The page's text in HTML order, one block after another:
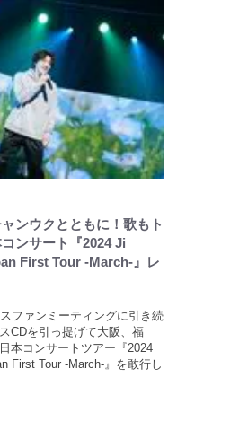
ンウクとともに！歌もト
ンサート『2024 Ji
First Tour -March-』レ
ファンミーティングに引き続
CDを引っ提げて大阪、福
本コンサートツアー『2024
First Tour -March-』を敢行し